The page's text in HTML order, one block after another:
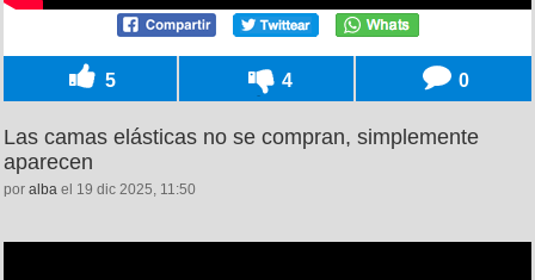
5 4 0
Las camas elásticas no se compran, simplemente
aparecen
por alba el 19 dic 2025, 11:50